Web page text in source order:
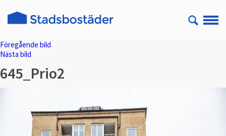
Föregående bild
Nästa bild
645_Prio2